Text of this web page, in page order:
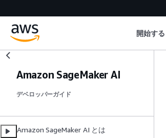
開始する
Amazon SageMaker AI
デベロッパーガイド
Amazon SageMaker AI とは